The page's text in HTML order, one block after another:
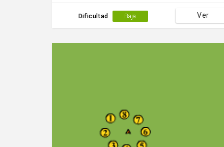
Dificultad Baja Ver